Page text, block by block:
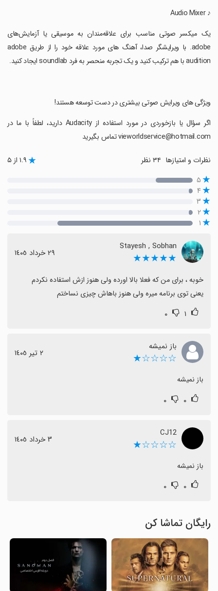
‏♪ Audio Mixer
‏یک میکسر صوتی مناسب برای علاقه‌مندان به موسیقی یا آزمایش‌های
adobe. با ویرایشگر صدا، آهنگ های مورد علاقه خود را از طریق adobe
audition با هم ترکیب کنید و یک تجربه منحصر به فرد soundlab ایجاد کنید.
‏ویژگی های ویرایش صوتی بیشتری در دست توسعه هستند!
‏اگر سؤال یا بازخوردی در مورد استفاده از Audacity دارید، لطفاً با ما در
vieworldservice@hotmail.com تماس بگیرید
نظرات و امتیازها ۱.۹ از ۵
۵
۴
۳
۲
۱
Stayesh , Sobhan
★★★★★ ٢٩ خرداد ١٤٠٥
یعنی توی برنامه میره ولی هنوز باهاش چیزی نساختم
۱ ۰
باز نمیشه
☆☆☆☆★ ٢ تیر ١٤٠٥
باز نمیشه
۰ ۰
CJ12
☆☆☆☆★ ٣ خرداد ١٤٠٥
باز نمیشه
۰ ۰
رایگان تماشا کن